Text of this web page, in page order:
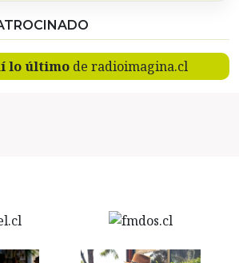
lo últimode radioimagina.cl